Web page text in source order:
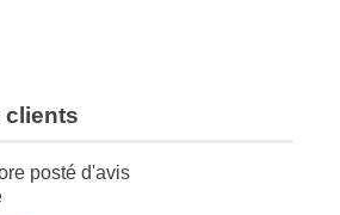
clients
posté d'avis